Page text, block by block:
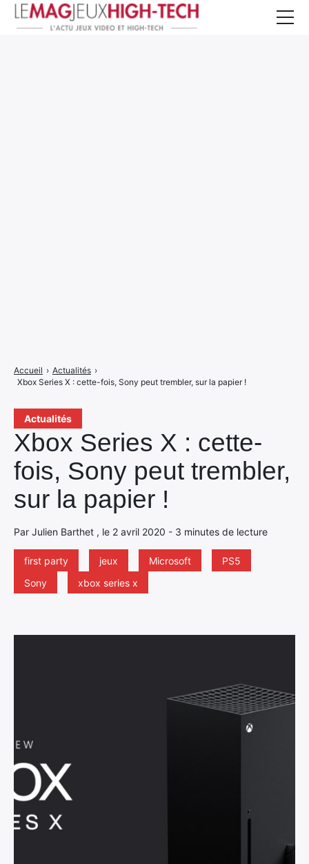
Actualités
Xbox Series X : cette-
fois, Sony peut trembler,
sur la papier !
Par Julien Barthet , le 2 avril 2020 - 3 minutes de lecture
first party jeux Microsoft
PS5
Sony
xbox series x
Accueil › Actualités ›
Xbox Series X : cette-fois, Sony peut trembler, sur la papier !